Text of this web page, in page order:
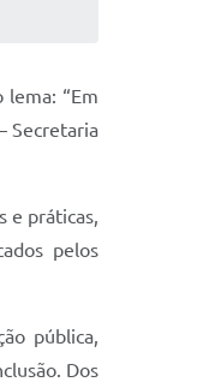
“Em
Secretaria
e práticas,
pelos
pública,
Dos